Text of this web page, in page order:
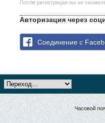
После регистрации вы не
Авторизация через
Соединение с
Часовой